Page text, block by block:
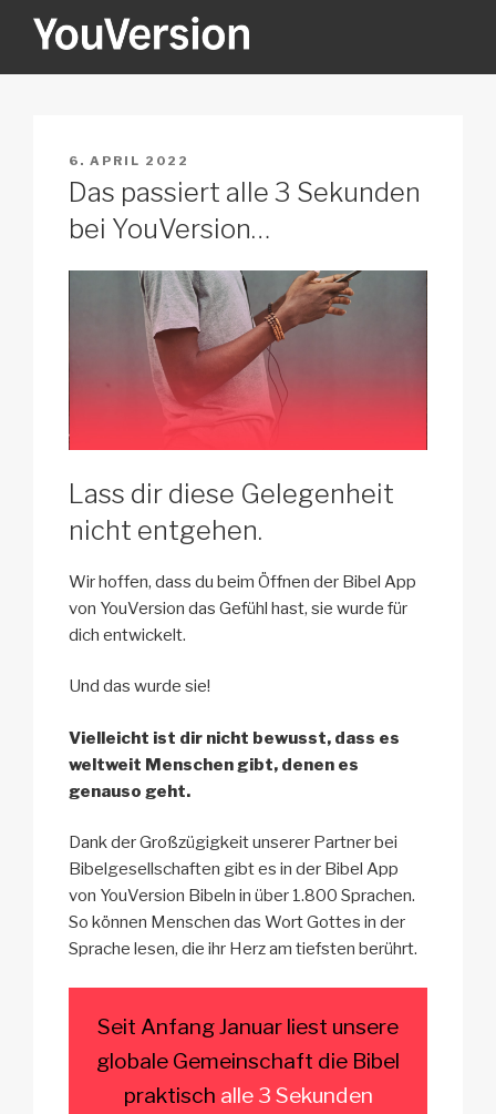
Inhalt
YOUVERSION
VERÖFFENTLICHT
AM
6. APRIL 2022
Das passiert alle 3 Sekunden
bei YouVersion…
Lass dir diese Gelegenheit
nicht entgehen.
Wir hoffen, dass du beim Öffnen der Bibel App
von YouVersion das Gefühl hast, sie wurde für
dich entwickelt.
Und das wurde sie!
Vielleicht ist dir nicht bewusst, dass es
weltweit Menschen gibt, denen es
genauso geht.
Dank der Großzügigkeit unserer Partner bei
Bibelgesellschaften gibt es in der Bibel App
von YouVersion Bibeln in über 1.800 Sprachen.
So können Menschen das Wort Gottes in der
Sprache lesen, die ihr Herz am tiefsten berührt.
Seit Anfang Januar liest unsere
globale Gemeinschaft die Bibel
praktisch alle 3 Sekunden